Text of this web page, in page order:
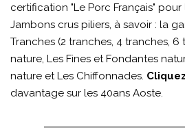
certification "Le Porc Français" pour
Jambons crus piliers, à savoir : la
Tranches (2 tranches, 4 tranches, 6
nature, Les Fines et Fondantes
nature et Les Chiffonnades.
davantage sur les 40ans Aoste.